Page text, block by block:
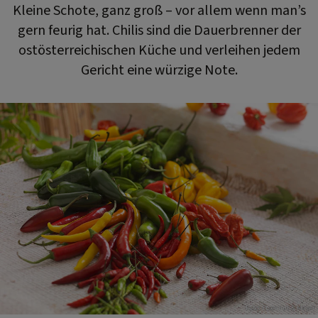
Kleine Schote, ganz groß – vor allem wenn man’s
gern feurig hat. Chilis sind die Dauerbrenner der
ostösterreichischen Küche und verleihen jedem
Gericht eine würzige Note.
Foto: Eisenhut & Mayer